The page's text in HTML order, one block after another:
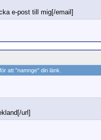
e-post till mig[/email]
att "namnge" din länk.
url]